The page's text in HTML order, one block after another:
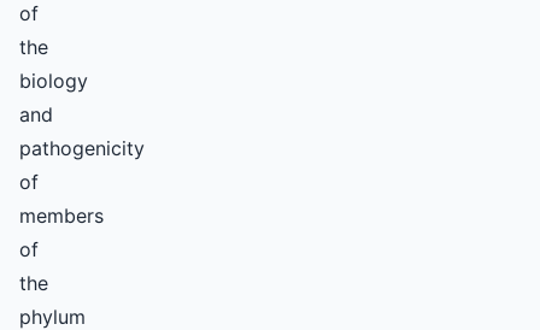
of
the
biology
and
pathogenicity
of
members
of
the
phylum